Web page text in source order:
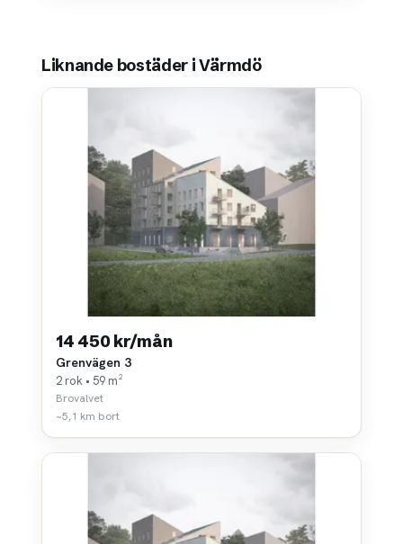
Liknande bostäder i Värmdö
14 450 kr/mån
Grenvägen 3
2 rok • 59 m²
Brovalvet
~5,1 km bort